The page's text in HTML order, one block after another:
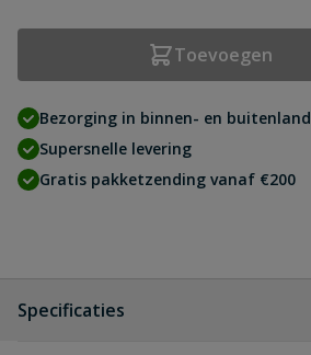
Toevoegen
Bezorging in binnen- en buitenland
Supersnelle levering
Gratis pakketzending vanaf €200
Specificaties